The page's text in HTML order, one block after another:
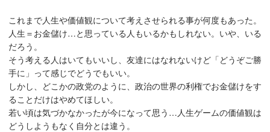
これまで人生や価値観について考えさせられる事が何度もあった。
人生＝お金儲け…と思っている人もいるかもしれない。いや、いる
だろう。
そう考える人はいてもいいし、友達にはなれないけど「どうぞご勝
手に」って感じでどうでもいい。
しかし、どこかの政党のように、政治の世界の利権でお金儲けをす
ることだけはやめてほしい。
若い頃は気づかなかったが今になって思う…人生ゲームの価値観は
どうしようもなく自分とは違う。